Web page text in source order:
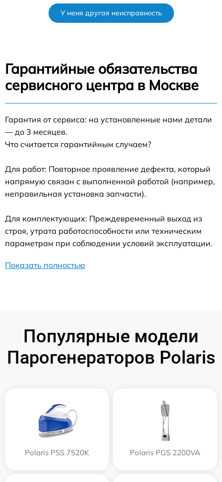
У меня другая неисправность
Гарантийные обязательства
сервисного центра в Москве
Гарантия от сервиса: на установленные нами детали
— до 3 месяцев.
Что считается гарантийным случаем?
Для работ: Повторное проявление дефекта, который
напрямую связан с выполненной работой (например,
неправильная установка запчасти).
Для комплектующих: Преждевременный выход из
строя, утрата работоспособности или техническим
параметрам при соблюдении условий эксплуатации.
Показать полностью
Популярные модели
Парогенераторов Polaris
Polaris PSS 7520K Polaris PGS 2200VA